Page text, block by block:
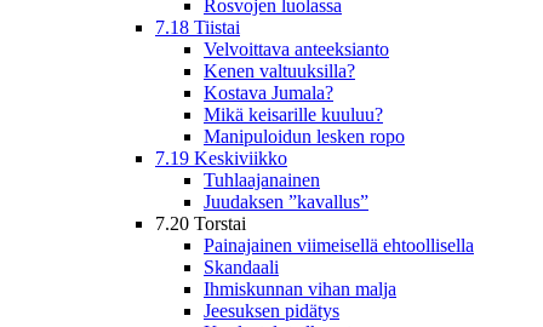
Rosvojen luolassa
7.18 Tiistai
Velvoittava anteeksianto
Kenen valtuuksilla?
Kostava Jumala?
Mikä keisarille kuuluu?
Manipuloidun lesken ropo
7.19 Keskiviikko
Tuhlaajanainen
Juudaksen ”kavallus”
7.20 Torstai
Painajainen viimeisellä ehtoollisella
Skandaali
Ihmiskunnan vihan malja
Jeesuksen pidätys